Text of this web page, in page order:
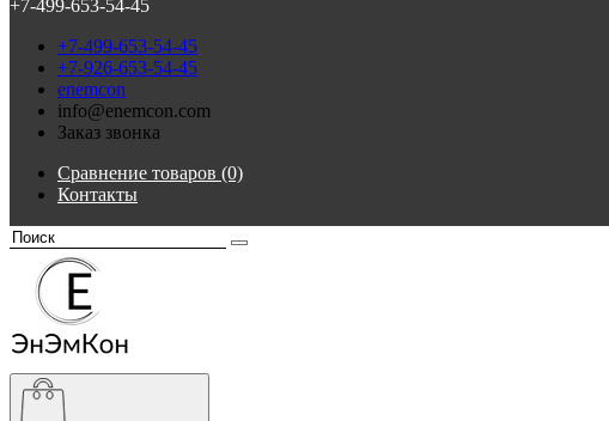
+7-499-653-54-45
+7-499-653-54-45
+7-926-653-54-45
enemcon
info@enemcon.com
Заказ звонка
Сравнение товаров (0)
Контакты